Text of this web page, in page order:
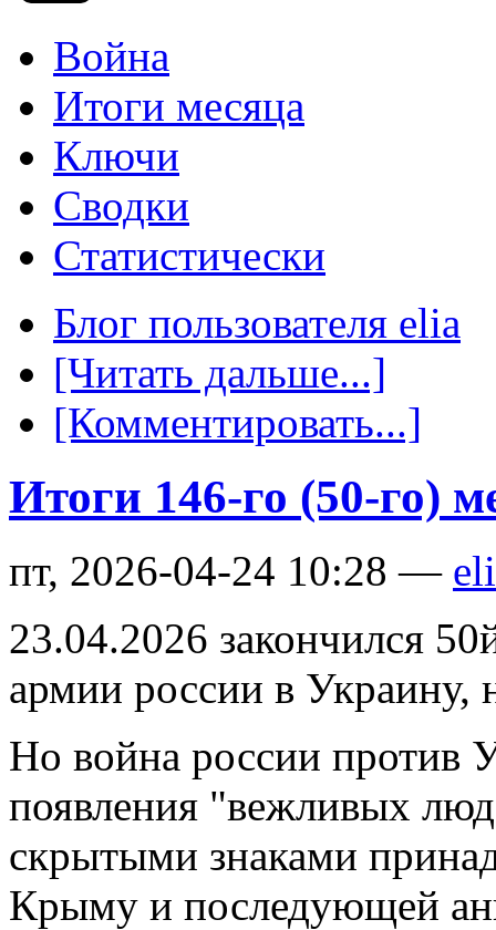
Война
Итоги месяца
Ключи
Сводки
Статистически
Блог пользователя elia
[Читать дальше...]
[Комментировать...]
Итоги 146-го (50-го)
пт, 2026-04-24 10:28 —
23.04.2026 закончился
армии россии в Украину,
Но война россии против
появления "вежливых
скрытыми знаками
Крыму и последующей